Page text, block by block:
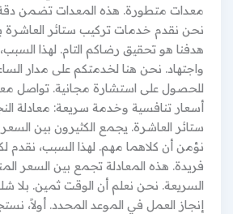
معدات متطورة. هذه المعدات تضمن دقة
نحن نقدم خدمات تركيب ستائر العاشرة
هدفنا هو تحقيق رضاكم التام. لهذا
واجتهاد. نحن هنا لخدمتكم على مدار
أسعار تنافسية وخدمة سريعة: معادلة
ستائر العاشرة. يجمع الكثيرون بين السعر
نؤمن أن كلاهما مهم. لهذا السبب، نقدم
فريدة. هذه المعادلة تجمع بين السعر
السريعة. نحن نعلم أن الوقت ثمين. بلا
إنجاز العمل في الموعد المحدد. أولاً،